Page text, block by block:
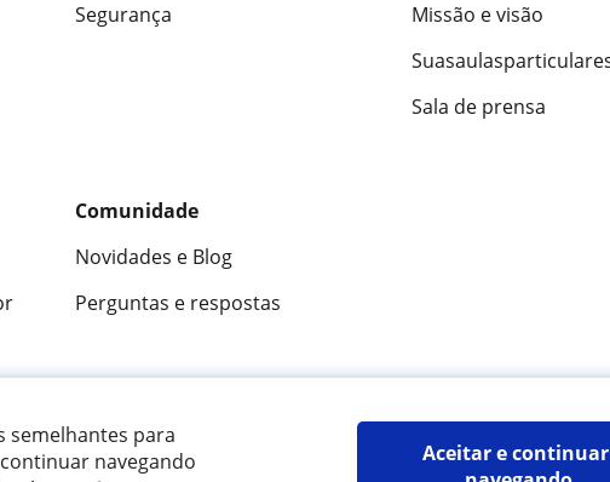
semelhantes para
navegando
Aceitar e continuar
Segurança
Missão e visão
Sala de prensa
Comunidade
Novidades e Blog
Perguntas e respostas
opiniões de alunos